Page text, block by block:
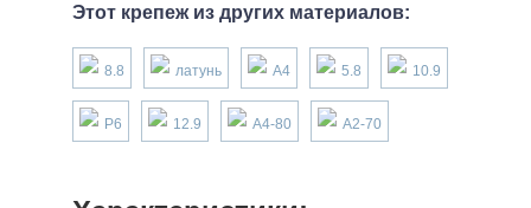
Этот крепеж из других материалов:
8.8 латунь А4 5.8 10.9
P6 12.9 А4-80 А2-70